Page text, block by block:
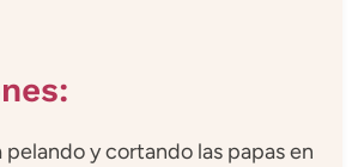
pelando y cortando las papas en